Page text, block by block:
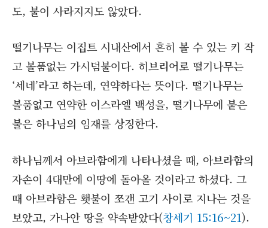
도, 불이 사라지지도 않았다.
떨기나무는 이집트 시내산에서 흔히 볼 수 있는 키 작
고 볼품없는 가시덤불이다. 히브리어로 떨기나무는
‘세네’라고 하는데, 연약하다는 뜻이다. 떨기나무는
볼품없고 연약한 이스라엘 백성을, 떨기나무에 붙은
불은 하나님의 임재를 상징한다.
하나님께서 아브라함에게 나타나셨을 때, 아브라함의
자손이 4대만에 이땅에 돌아올 것이라고 하셨다. 그
때 아브라함은 횃불이 쪼갠 고기 사이로 지나는 것을
보았고, 가나안 땅을 약속받았다(창세기 15:16~21).